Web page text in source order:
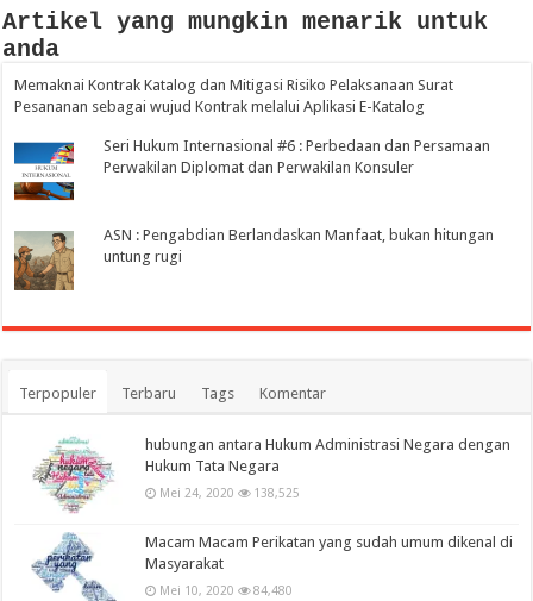
Artikel yang mungkin menarik untuk
anda
Memaknai Kontrak Katalog dan Mitigasi Risiko Pelaksanaan Surat
Pesananan sebagai wujud Kontrak melalui Aplikasi E-Katalog
Seri Hukum Internasional #6 : Perbedaan dan Persamaan
Perwakilan Diplomat dan Perwakilan Konsuler
ASN : Pengabdian Berlandaskan Manfaat, bukan hitungan
untung rugi
Terpopuler Terbaru Tags Komentar
hubungan antara Hukum Administrasi Negara dengan
Hukum Tata Negara
Mei 24, 2020 138,525
Macam Macam Perikatan yang sudah umum dikenal di
Masyarakat
Mei 10, 2020 84,480